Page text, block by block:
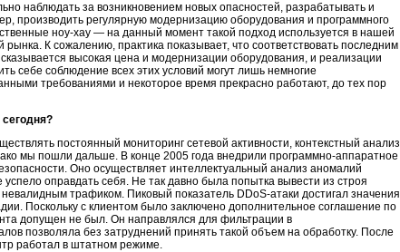
наблюдать за возникновением новых опасностей, разрабатывать и
производить регулярную модернизацию оборудования и программного
ноу-хау — на данный момент такой подход используется в нашей
К сожалению, практика показывает, что соответствовать последним
высокая цена и модернизации оборудования, и реализации
себе соблюдение всех этих условий могут лишь немногие
требованиями и некоторое время прекрасно работают, до тех пор
постоянный мониторинг сетевой активности, контекстный анализ
мы пошли дальше. В конце 2005 года внедрили программно-аппаратное
Оно осуществляет интеллектуальный анализ аномалий
оправдать себя. Не так давно была попытка вывести из строя
трафиком. Пиковый показатель DDoS-атаки достигал значения
Поскольку с клиентом было заключено дополнительное соглашение по
допущен не был. Он направлялся для фильтрации в
позволяла без затруднений принять такой объем на обработку. После
работал в штатном режиме.